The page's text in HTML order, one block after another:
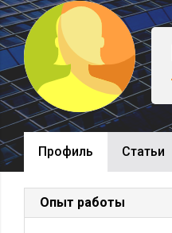
Профиль Cтатьи
Опыт работы